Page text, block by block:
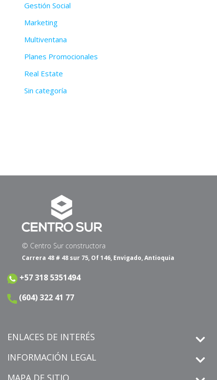
Gestión Social
Marketing
Multiventana
Planes Promocionales
Real Estate
Sin categoría
© Centro Sur constructora
Carrera 48 # 48 sur 75, Of 146, Envigado, Antioquia
+57 318 5351494
(604) 322 41 77
ENLACES DE INTERÉS
INFORMACIÓN LEGAL